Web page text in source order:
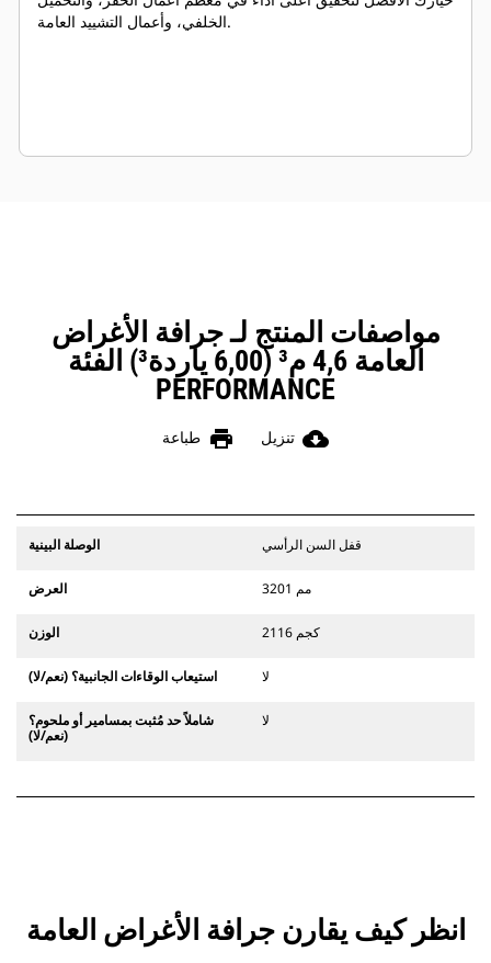
الخلفي، وأعمال التشييد العامة.
مواصفات المنتج لـ جرافة الأغراض
العامة 4,6 م³ (6,00 ياردة³) الفئة
PERFORMANCE
cloud_download تنزيل print طباعة
الوصلة البينية قفل السن الرأسي
العرض 3201 مم
الوزن 2116 كجم
استيعاب الوقاءات الجانبية؟ (نعم/لا) لا
شاملاً حد مُثبت بمسامير أو ملحوم؟
(نعم/لا)
لا
انظر كيف يقارن جرافة الأغراض العامة